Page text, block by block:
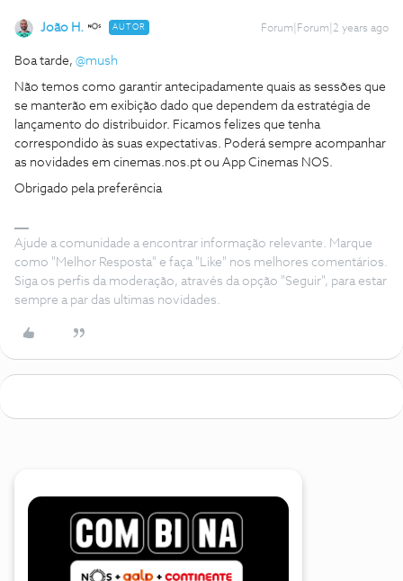
João H. AUTOR Forum|Forum|2 years ago
Boa tarde, @mush
Não temos como garantir antecipadamente quais as sessões que
se manterão em exibição dado que dependem da estratégia de
lançamento do distribuidor. Ficamos felizes que tenha
correspondido às suas expectativas. Poderá sempre acompanhar
as novidades em cinemas.nos.pt ou App Cinemas NOS.
Obrigado pela preferência
Ajude a comunidade a encontrar informação relevante. Marque
como "Melhor Resposta" e faça "Like" nos melhores comentários.
Siga os perfis da moderação, através da opção "Seguir", para estar
sempre a par das ultimas novidades.